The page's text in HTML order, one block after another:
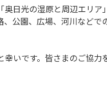
日光の湿原と周辺エリア
公園、広場、河川などで
いです。皆さまのご協力